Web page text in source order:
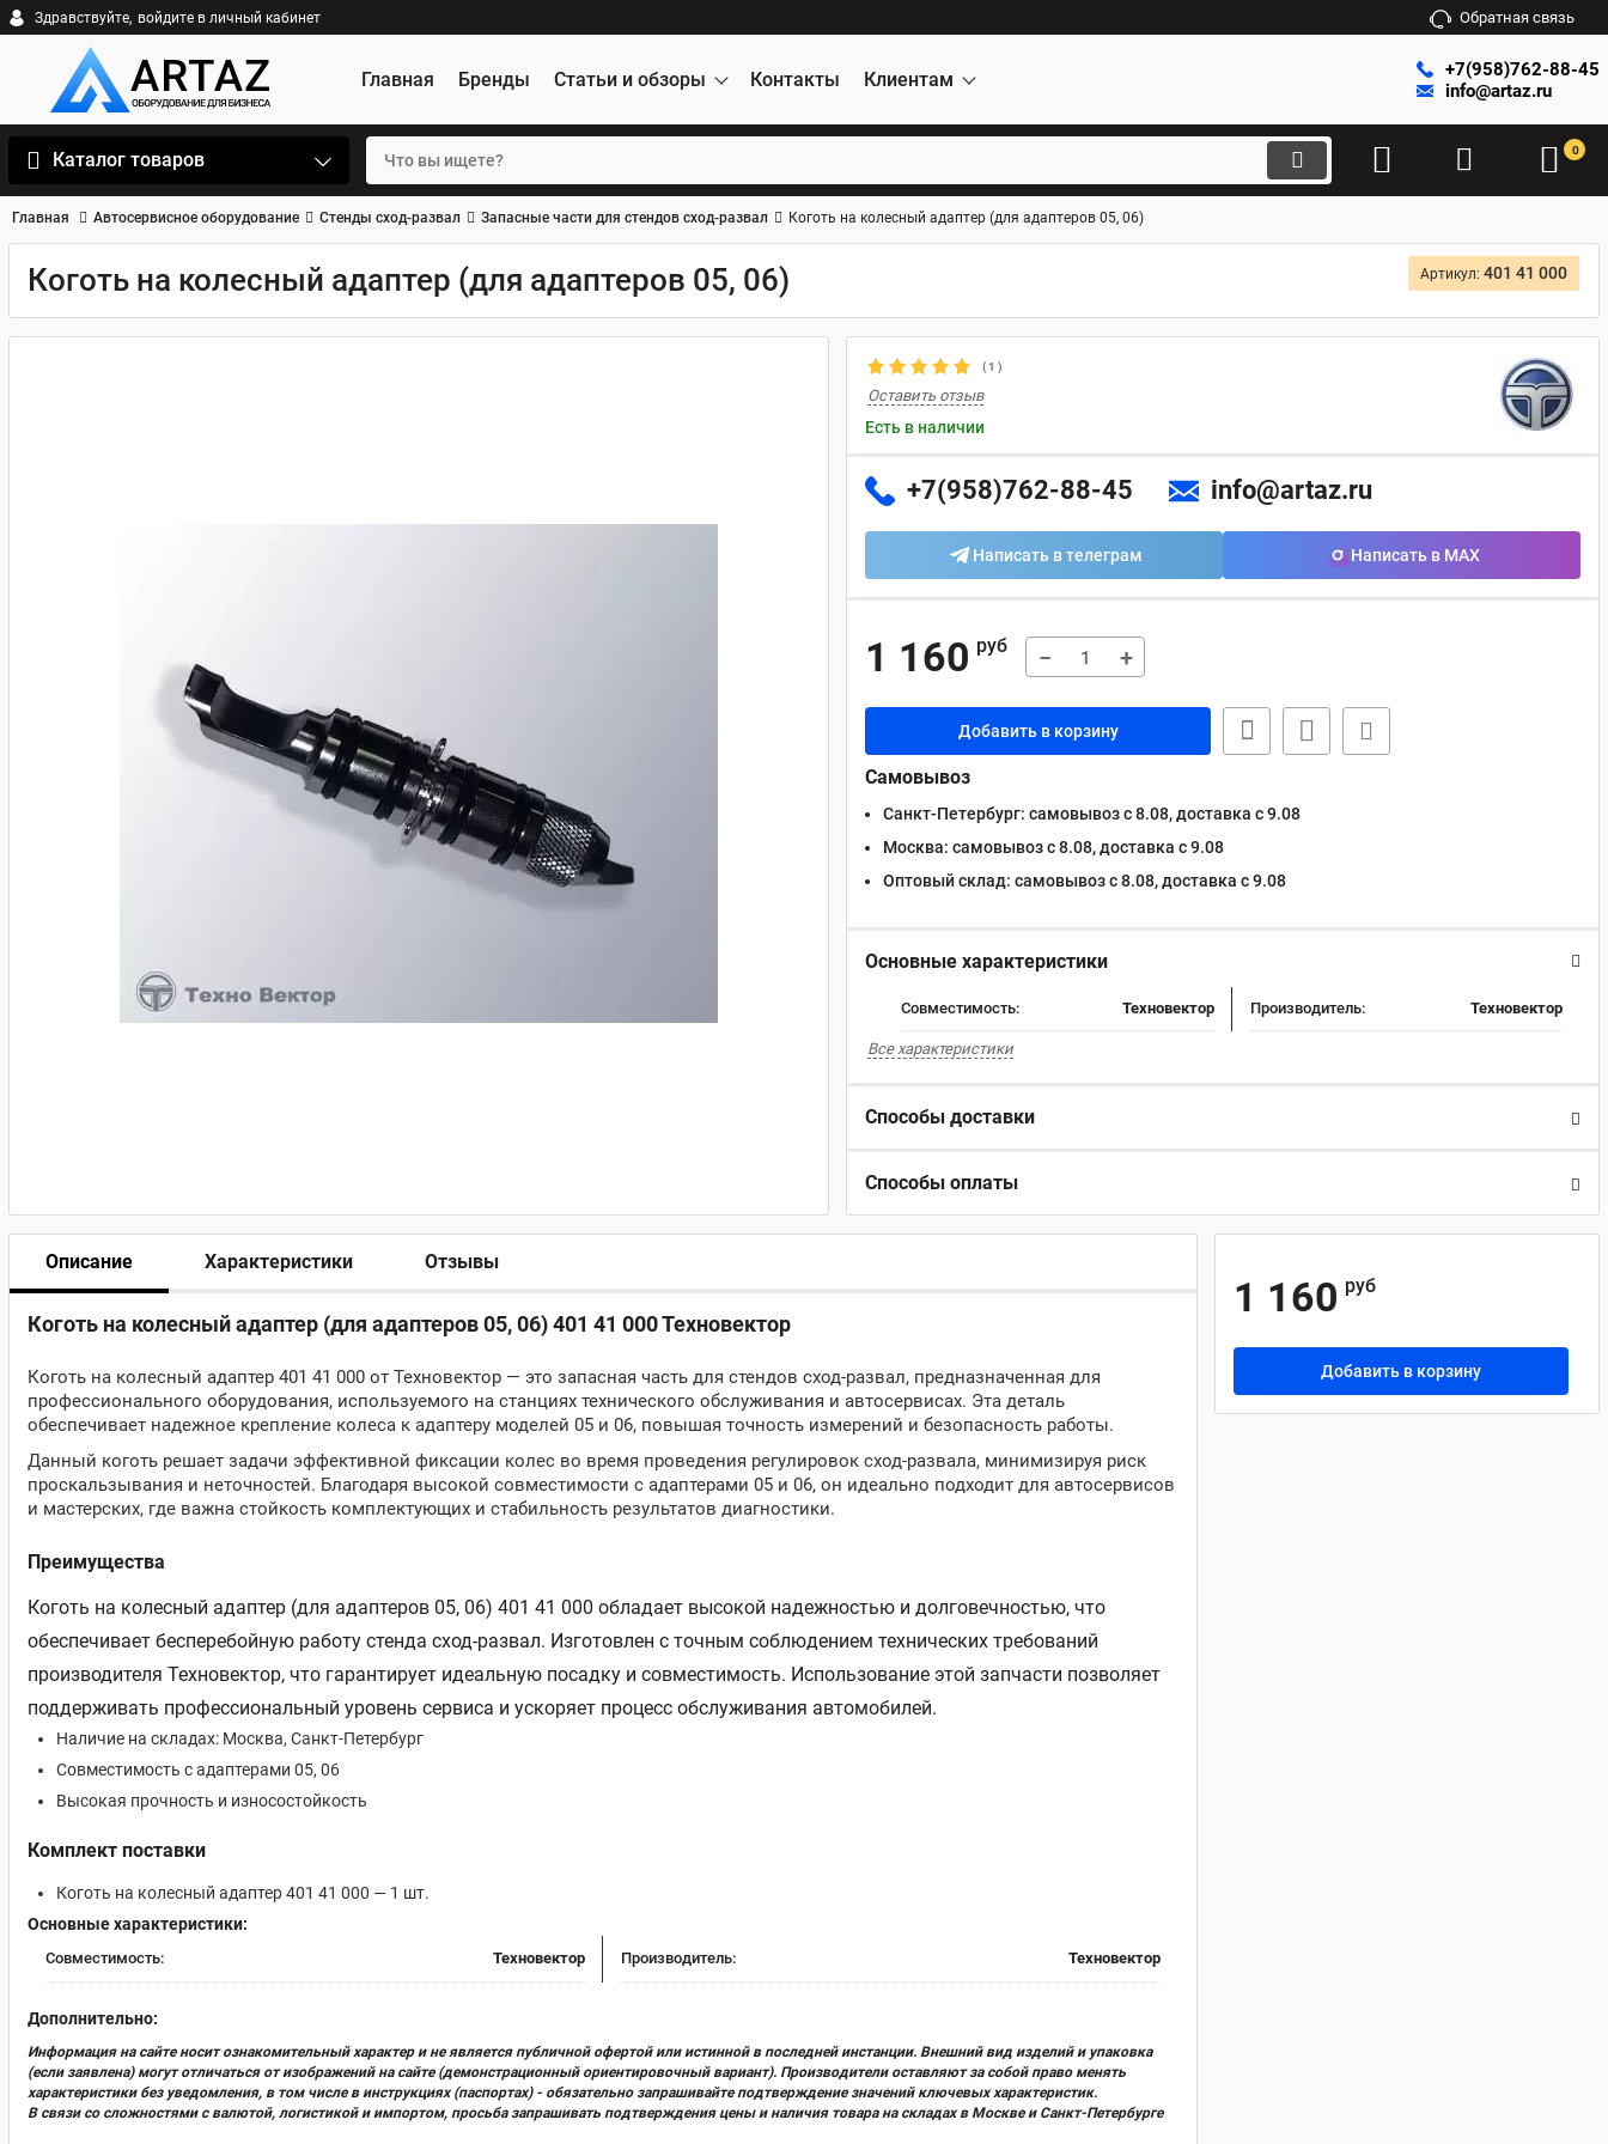
Здравствуйте, войдите в личный кабинет Обратная связь
Главная Бренды Статьи и обзоры Контакты Клиентам
+7(958)762-88-45
info@artaz.ru
Каталог товаров 0
Главная Автосервисное оборудование Стенды сход-развал Запасные части для стендов сход-развал Коготь на колесный адаптер (для адаптеров 05, 06)
Коготь на колесный адаптер (для адаптеров 05, 06) Артикул: 401 41 000
(1 )
Оставить отзыв
Есть в наличии
+7(958)762-88-45 info@artaz.ru
Написать в телеграм Написать в MAX
1 160 руб − +
Добавить в корзину
Самовывоз
Санкт-Петербург: самовывоз с 8.08, доставка c 9.08
Москва: самовывоз с 8.08, доставка c 9.08
Оптовый склад: самовывоз с 8.08, доставка c 9.08
Основные характеристики
Совместимость: Техновектор Производитель: Техновектор
Все характеристики
Способы доставки
Способы оплаты
Описание Характеристики Отзывы
Коготь на колесный адаптер (для адаптеров 05, 06) 401 41 000 Техновектор
Коготь на колесный адаптер 401 41 000 от Техновектор — это запасная часть для стендов сход-развал, предназначенная для
профессионального оборудования, используемого на станциях технического обслуживания и автосервисах. Эта деталь
обеспечивает надежное крепление колеса к адаптеру моделей 05 и 06, повышая точность измерений и безопасность работы.
Данный коготь решает задачи эффективной фиксации колес во время проведения регулировок сход-развала, минимизируя риск
проскальзывания и неточностей. Благодаря высокой совместимости с адаптерами 05 и 06, он идеально подходит для автосервисов
и мастерских, где важна стойкость комплектующих и стабильность результатов диагностики.
Преимущества
Коготь на колесный адаптер (для адаптеров 05, 06) 401 41 000 обладает высокой надежностью и долговечностью, что
обеспечивает бесперебойную работу стенда сход-развал. Изготовлен с точным соблюдением технических требований
производителя Техновектор, что гарантирует идеальную посадку и совместимость. Использование этой запчасти позволяет
поддерживать профессиональный уровень сервиса и ускоряет процесс обслуживания автомобилей.
Наличие на складах: Москва, Санкт-Петербург
Совместимость с адаптерами 05, 06
Высокая прочность и износостойкость
Комплект поставки
Коготь на колесный адаптер 401 41 000 — 1 шт.
Основные характеристики:
Совместимость: Техновектор Производитель: Техновектор
Дополнительно:
Информация на сайте носит ознакомительный характер и не является публичной офертой или истинной в последней инстанции. Внешний вид изделий и упаковка
(если заявлена) могут отличаться от изображений на сайте (демонстрационный ориентировочный вариант). Производители оставляют за собой право менять
характеристики без уведомления, в том числе в инструкциях (паспортах) - обязательно запрашивайте подтверждение значений ключевых характеристик.
В связи со сложностями с валютой, логистикой и импортом, просьба запрашивать подтверждения цены и наличия товара на складах в Москве и Санкт-Петербурге
1 160 руб
Добавить в корзину